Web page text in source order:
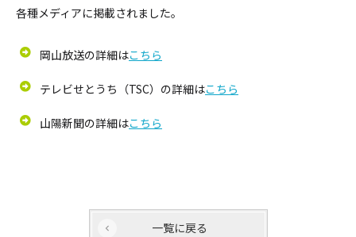
各種メディアに掲載されました。
岡山放送の詳細はこちら
テレビせとうち（TSC）の詳細はこちら
山陽新聞の詳細はこちら
一覧に戻る